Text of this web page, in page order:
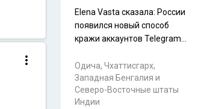
отзывов. По мне – сплошная
физуха, долгий спуск, потом
подъем по этому же пути.
Пока
Elena Vasta сказалa: России
появился новый способ
кражи аккаунтов Telegram
Прочитайте! У моих двух
знакомых вот так увели
аккаунты
Одича, Чхаттисгарх,
Западная Бенгалия и
Северо-Восточные штаты
Индии